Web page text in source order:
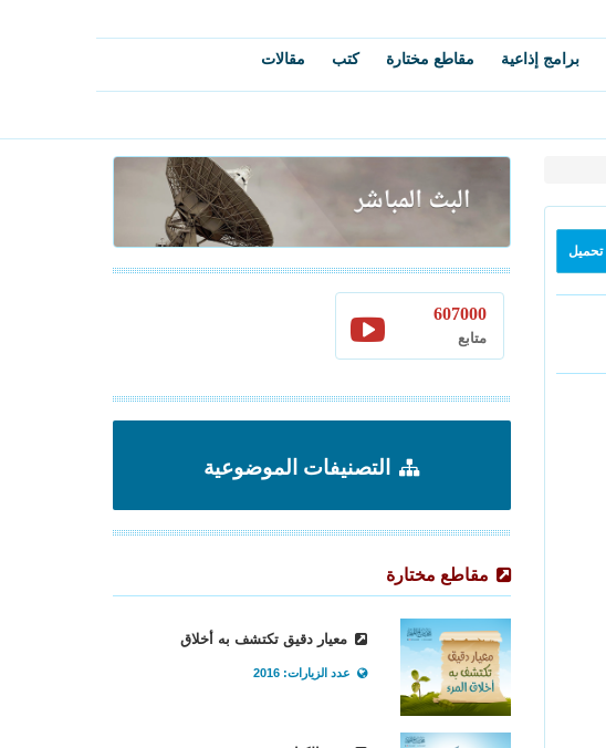
برامج إذاعية مقاطع مختارة كتب مقالات
تحميل
607000
متابع
التصنيفات الموضوعية
مقاطع مختارة
معيار دقيق تكتشف به أخلاق
عدد الزيارات: 2016